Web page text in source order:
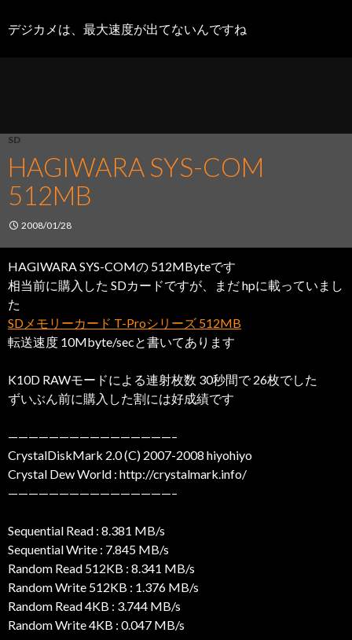
デジカメは、最大速度が出てないんですね
SD
HAGIWARA SYS-COM
512MB
2008/01/28
HAGIWARA SYS-COMの 512MByteです
相当前に購入した SDカードですが、まだ hpに載っていまし
た
SDメモリーカード T-Proシリーズ 512MB
転送速度 10Mbyte/secと書いてあります
K10D RAWモードによる連射枚数 30秒間で 26枚でした
ずいぶん前に購入した割には好成績です
————————————————–
CrystalDiskMark 2.0 (C) 2007-2008 hiyohiyo
Crystal Dew World : http://crystalmark.info/
————————————————–
Sequential Read : 8.381 MB/s
Sequential Write : 7.845 MB/s
Random Read 512KB : 8.341 MB/s
Random Write 512KB : 1.376 MB/s
Random Read 4KB : 3.744 MB/s
Random Write 4KB : 0.047 MB/s